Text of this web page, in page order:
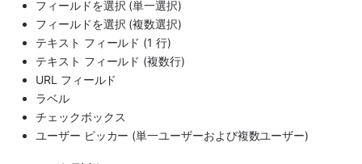
フィールドを選択 (単一選択)
フィールドを選択 (複数選択)
テキスト フィールド (1 行)
テキスト フィールド (複数行)
URL フィールド
ラベル
チェックボックス
ユーザー ピッカー (単一ユーザーおよび複数ユーザー)